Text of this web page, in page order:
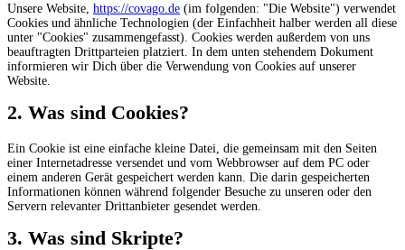
Unsere Website, https://covago.de (im folgenden: "Die Website") verwendet
Cookies und ähnliche Technologien (der Einfachheit halber werden all diese
unter "Cookies" zusammengefasst). Cookies werden außerdem von uns
beauftragten Drittparteien platziert. In dem unten stehendem Dokument
informieren wir Dich über die Verwendung von Cookies auf unserer
Website.
2. Was sind Cookies?
Ein Cookie ist eine einfache kleine Datei, die gemeinsam mit den Seiten
einer Internetadresse versendet und vom Webbrowser auf dem PC oder
einem anderen Gerät gespeichert werden kann. Die darin gespeicherten
Informationen können während folgender Besuche zu unseren oder den
Servern relevanter Drittanbieter gesendet werden.
3. Was sind Skripte?